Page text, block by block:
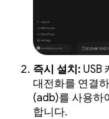
즉시 설치: USB
대전화를 연결
(adb)를 사용하
합니다.